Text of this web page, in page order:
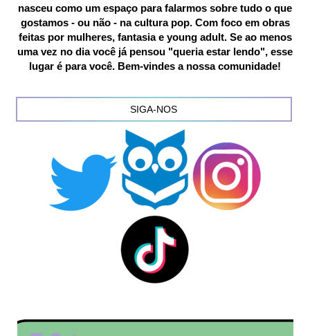
nasceu como um espaço para falarmos sobre tudo o que
gostamos - ou não - na cultura pop. Com foco em obras
feitas por mulheres, fantasia e young adult. Se ao menos
uma vez no dia você já pensou "queria estar lendo", esse
lugar é para você. Bem-vindes a nossa comunidade!
SIGA-NOS